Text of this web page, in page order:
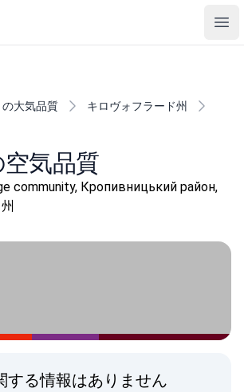
大気品質
キロヴォフラード州
気品質
community, Кропивницький район,
する情報はありません